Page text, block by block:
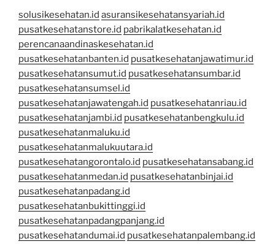
solusikesehatan.id asuransikesehatansyariah.id
pusatkesehatanstore.id pabrikalatkesehatan.id
perencanaandinaskesehatan.id
pusatkesehatanbanten.id pusatkesehatanjawatimur.id
pusatkesehatansumut.id pusatkesehatansumbar.id
pusatkesehatansumsel.id
pusatkesehatanjawatengah.id pusatkesehatanriau.id
pusatkesehatanjambi.id pusatkesehatanbengkulu.id
pusatkesehatanmaluku.id
pusatkesehatanmalukuutara.id
pusatkesehatangorontalo.id pusatkesehatansabang.id
pusatkesehatanmedan.id pusatkesehatanbinjai.id
pusatkesehatanpadang.id
pusatkesehatanbukittinggi.id
pusatkesehatanpadangpanjang.id
pusatkesehatandumai.id pusatkesehatanpalembang.id